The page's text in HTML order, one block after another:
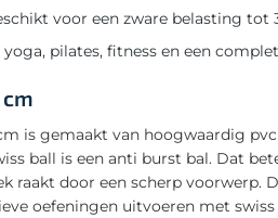
voor een zware belasting tot
pilates, fitness en een
is gemaakt van hoogwaardig
ball is een anti burst bal. Dat
raakt door een scherp voorwerp.
oefeningen uitvoeren met